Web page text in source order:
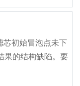
初始冒泡点未下
果的结构缺陷。要